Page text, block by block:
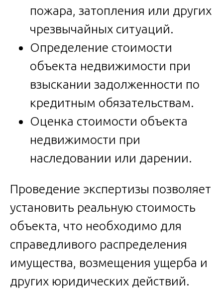
пожара, затопления или других
чрезвычайных ситуаций.
Определение стоимости
объекта недвижимости при
взыскании задолженности по
кредитным обязательствам.
Оценка стоимости объекта
недвижимости при
наследовании или дарении.
Проведение экспертизы позволяет
установить реальную стоимость
объекта, что необходимо для
справедливого распределения
имущества, возмещения ущерба и
других юридических действий.